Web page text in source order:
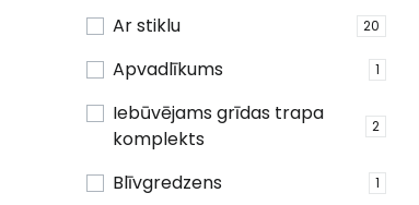
Ar stiklu 20
Apvadlīkums 1
Iebūvējams grīdas trapa
komplekts
2
Blīvgredzens 1